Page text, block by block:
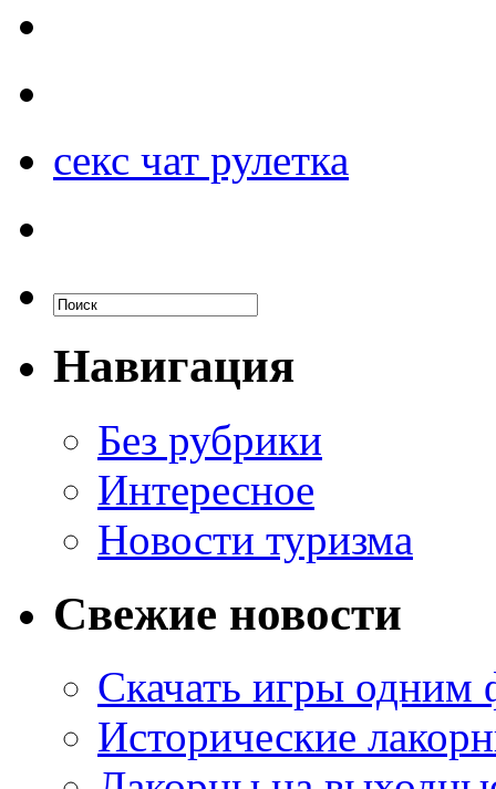
секс чат рулетка
Навигация
Без рубрики
Интересное
Новости туризма
Свежие новости
Скачать игры одним
Исторические